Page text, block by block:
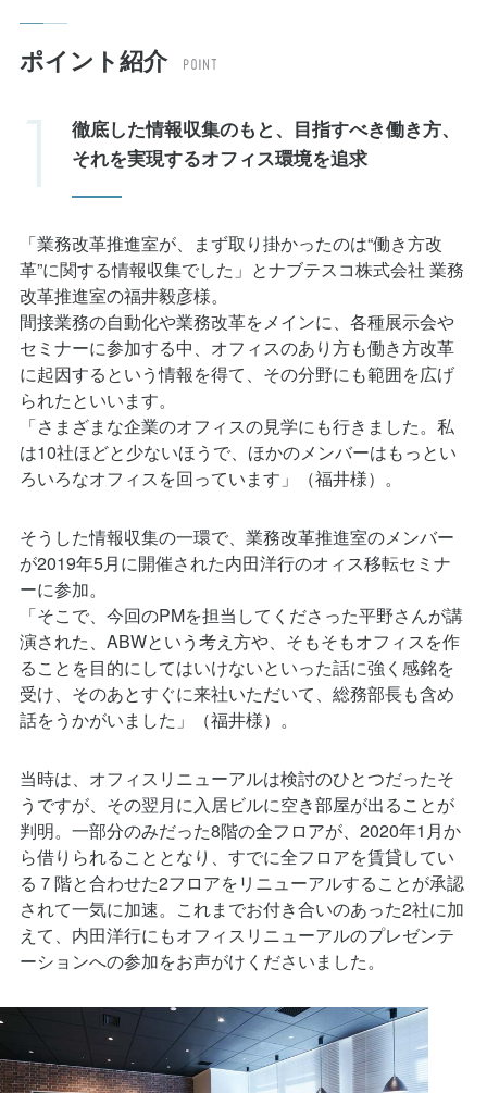
それを実現するオフィス環境を追求
革”に関する情報収集でした」とナブテスコ株式会社 業務
改革推進室の福井毅彦様。
間接業務の自動化や業務改革をメインに、各種展示会や
セミナーに参加する中、オフィスのあり方も働き方改革
に起因するという情報を得て、その分野にも範囲を広げ
られたといいます。
「さまざまな企業のオフィスの見学にも行きました。私
は10社ほどと少ないほうで、ほかのメンバーはもっとい
ろいろなオフィスを回っています」（福井様）。
が2019年5月に開催された内田洋行のオィス移転セミナ
ーに参加。
「そこで、今回のPMを担当してくださった平野さんが講
演された、ABWという考え方や、そもそもオフィスを作
ることを目的にしてはいけないといった話に強く感銘を
受け、そのあとすぐに来社いただいて、総務部長も含め
話をうかがいました」（福井様）。
うですが、その翌月に入居ビルに空き部屋が出ることが
判明。一部分のみだった8階の全フロアが、2020年1月か
ら借りられることとなり、すでに全フロアを賃貸してい
る７階と合わせた2フロアをリニューアルすることが承認
されて一気に加速。これまでお付き合いのあった2社に加
えて、内田洋行にもオフィスリニューアルのプレゼンテ
ーションへの参加をお声がけくださいました。